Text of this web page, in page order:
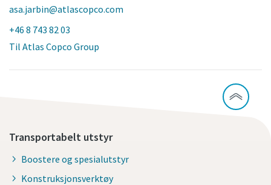
asa.jarbin@atlascopco.com
+46 8 743 82 03
Til Atlas Copco Group
Transportabelt utstyr
Boostere og spesialutstyr
Konstruksjonsverktøy